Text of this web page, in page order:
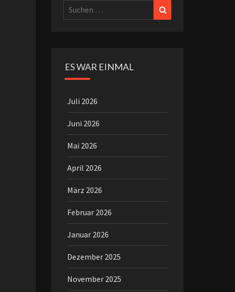
Suchen
nach:
ES WAR EINMAL
Juli 2026
Juni 2026
Mai 2026
April 2026
März 2026
Februar 2026
Januar 2026
Dezember 2025
November 2025